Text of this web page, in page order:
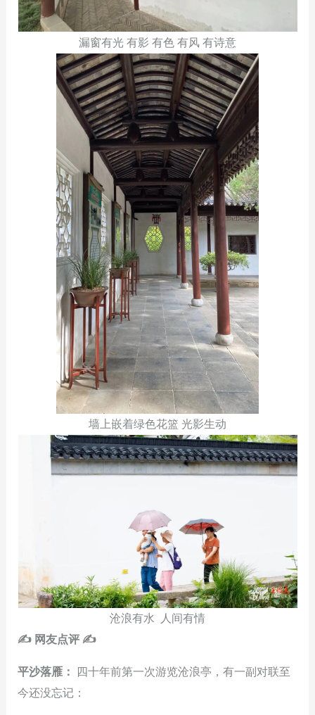
漏窗有光 有影 有色 有风 有诗意
墙上嵌着绿色花篮 光影生动
沧浪有水 人间有情
✍ 网友点评 ✍
平沙落雁： 四十年前第一次游览沧浪亭，有一副对联至
今还没忘记：